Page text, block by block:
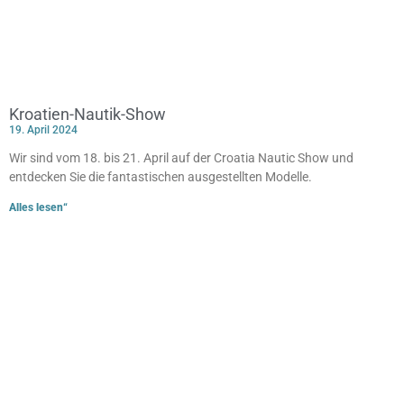
Kroatien-Nautik-Show
19. April 2024
Wir sind vom 18. bis 21. April auf der Croatia Nautic Show und
entdecken Sie die fantastischen ausgestellten Modelle.
Alles lesen“